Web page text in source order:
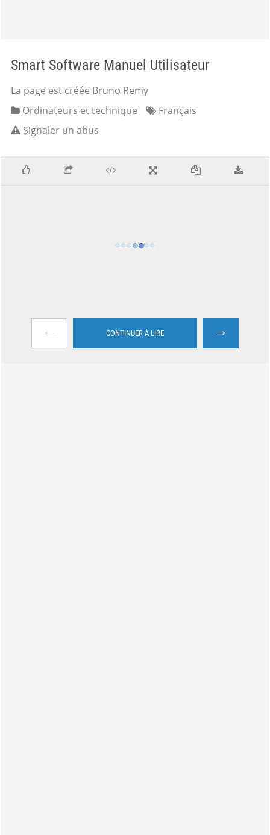
Smart Software Manuel Utilisateur
La page est créée Bruno Remy
Ordinateurs et technique
Français
Signaler un abus
← CONTINUER À LIRE →